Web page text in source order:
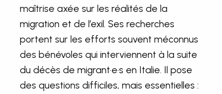
maîtrise axée sur les réalités de la
migration et de l’exil. Ses recherches
portent sur les efforts souvent méconnus
des bénévoles qui interviennent à la suite
du décès de migrant·e·s en Italie. Il pose
des questions difficiles, mais essentielles :